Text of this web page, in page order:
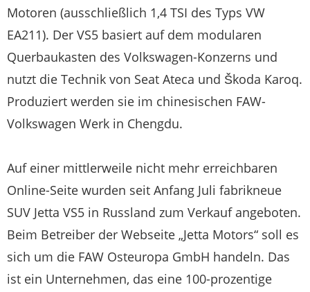
Motoren (ausschließlich 1,4 TSI des Typs VW
EA211). Der VS5 basiert auf dem modularen
Querbaukasten des Volkswagen-Konzerns und
nutzt die Technik von Seat Ateca und Škoda Karoq.
Produziert werden sie im chinesischen FAW-
Volkswagen Werk in Chengdu.
Auf einer mittlerweile nicht mehr erreichbaren
Online-Seite wurden seit Anfang Juli fabrikneue
SUV Jetta VS5 in Russland zum Verkauf angeboten.
Beim Betreiber der Webseite „Jetta Motors“ soll es
sich um die FAW Osteuropa GmbH handeln. Das
ist ein Unternehmen, das eine 100-prozentige